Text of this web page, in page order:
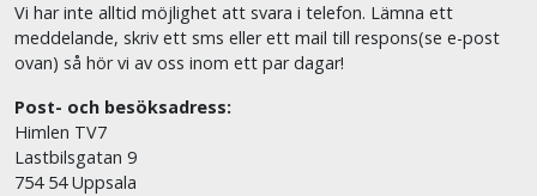
Vi har inte alltid möjlighet att svara i telefon. Lämna ett
meddelande, skriv ett sms eller ett mail till respons(se e-post
ovan) så hör vi av oss inom ett par dagar!
Post- och besöksadress:
Himlen TV7
Lastbilsgatan 9
754 54 Uppsala